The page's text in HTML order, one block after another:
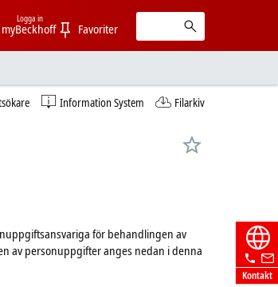
myBeckhoff
Logga in
Favoriter
Information System Filarkiv
Kontakt
för behandlingen av
av personuppgifter anges nedan i denna